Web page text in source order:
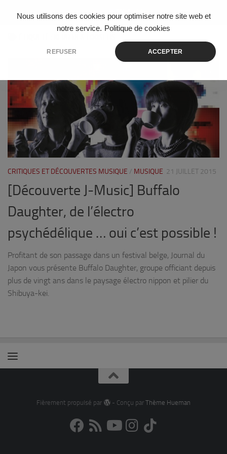
Nous utilisons des cookies pour optimiser notre site web et
notre service. Politique de cookies
REFUSER ACCEPTER
Skip to content
CRITIQUES ET DÉCOUVERTES MUSIQUE / MUSIQUE 21 JUILLET 2015
[Découverte J-Music] Buffalo
Daughter, de l’électro
psychédélique … oui c’est possible !
Profitant de son passage dans un festival belge, Journal du
Japon vous présente Buffalo Daughter, groupe officiant depuis
plus de vingt ans dans le paysage électro nippon et pilier du
Shibuya-kei.
Fièrement propulsé par - Conçu par Thème Hueman